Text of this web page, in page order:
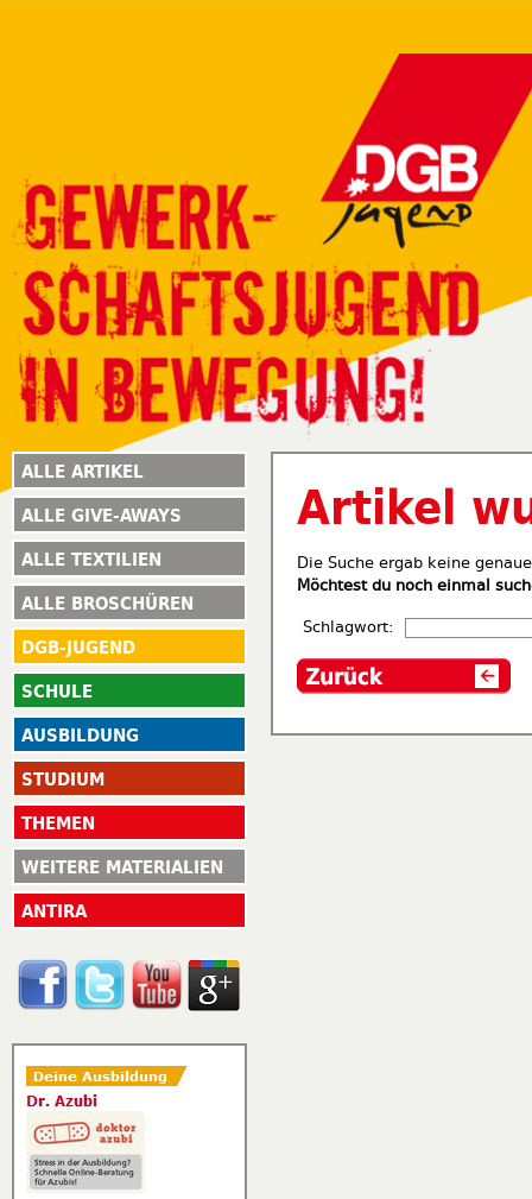
ALLE ARTIKEL
ALLE GIVE-AWAYS
ALLE TEXTILIEN
ALLE BROSCHÜREN
DGB-JUGEND
SCHULE
AUSBILDUNG
STUDIUM
THEMEN
WEITERE MATERIALIEN
ANTIRA
Artikel
Die Suche ergab keine
Möchtest du noch einmal
Schlagwort: